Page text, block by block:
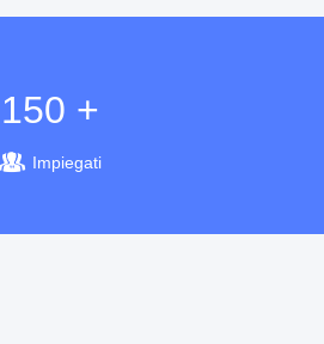
150 +
Impiegati